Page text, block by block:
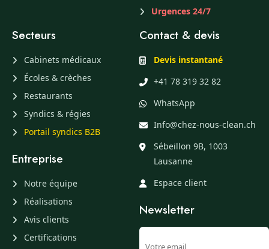
Urgences 24/7
Secteurs
Cabinets médicaux
Écoles & crèches
Restaurants
Syndics & régies
Portail syndics B2B
Entreprise
Notre équipe
Réalisations
Avis clients
Certifications
Contact & devis
Devis instantané
+41 78 319 32 82
WhatsApp
Info@chez-nous-clean.ch
Sébeillon 9B, 1003
Lausanne
Espace client
Newsletter